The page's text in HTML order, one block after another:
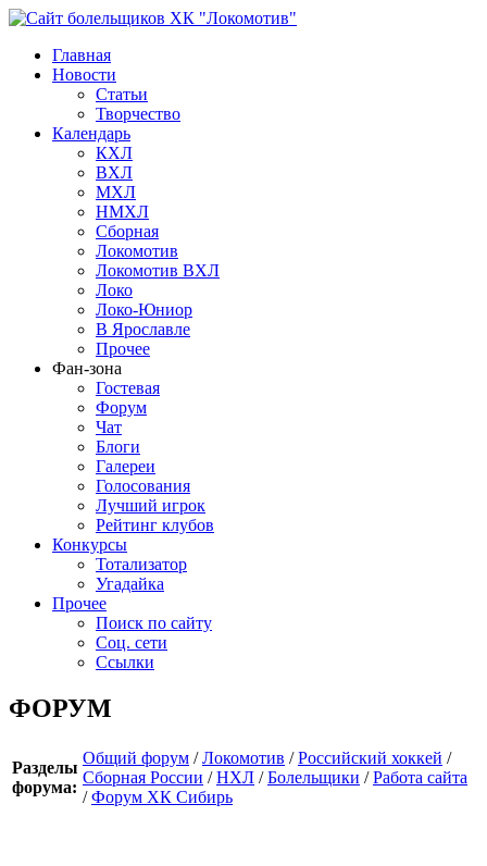
Главная
Новости
Статьи
Творчество
Календарь
КХЛ
ВХЛ
МХЛ
НМХЛ
Сборная
Локомотив
Локомотив ВХЛ
Локо
Локо-Юниор
В Ярославле
Прочее
Фан-зона
Гостевая
Форум
Чат
Блоги
Галереи
Голосования
Лучший игрок
Рейтинг клубов
Конкурсы
Тотализатор
Угадайка
Прочее
Поиск по сайту
Соц. сети
Ссылки
ФОРУМ
Разделы
форума:
Общий форум /Локомотив /Российский хоккей /
Сборная России /НХЛ /Болельщики /Работа сайта
/Форум ХК Сибирь